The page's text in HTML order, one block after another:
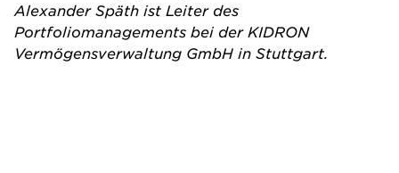
Alexander Späth ist Leiter des
Portfoliomanagements bei der KIDRON
Vermögensverwaltung GmbH in Stuttgart.